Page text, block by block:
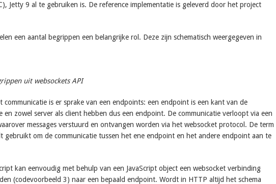
Jetty 9 al te gebruiken is. De reference implementatie is geleverd door het project
een aantal begrippen een belangrijke rol. Deze zijn schematisch weergegeven in
uit websockets API
communicatie is er sprake van een endpoints: een endpoint is een kant van de
en zowel server als client hebben dus een endpoint. De communicatie verloopt via een
messages verstuurd en ontvangen worden via het websocket protocol. De term
gebruikt om de communicatie tussen het ene endpoint en het andere endpoint aan te
kan eenvoudig met behulp van een JavaScript object een websocket verbinding
(codevoorbeeld 3) naar een bepaald endpoint. Wordt in HTTP altijd het schema